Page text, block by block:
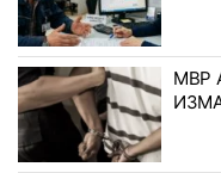
МВР